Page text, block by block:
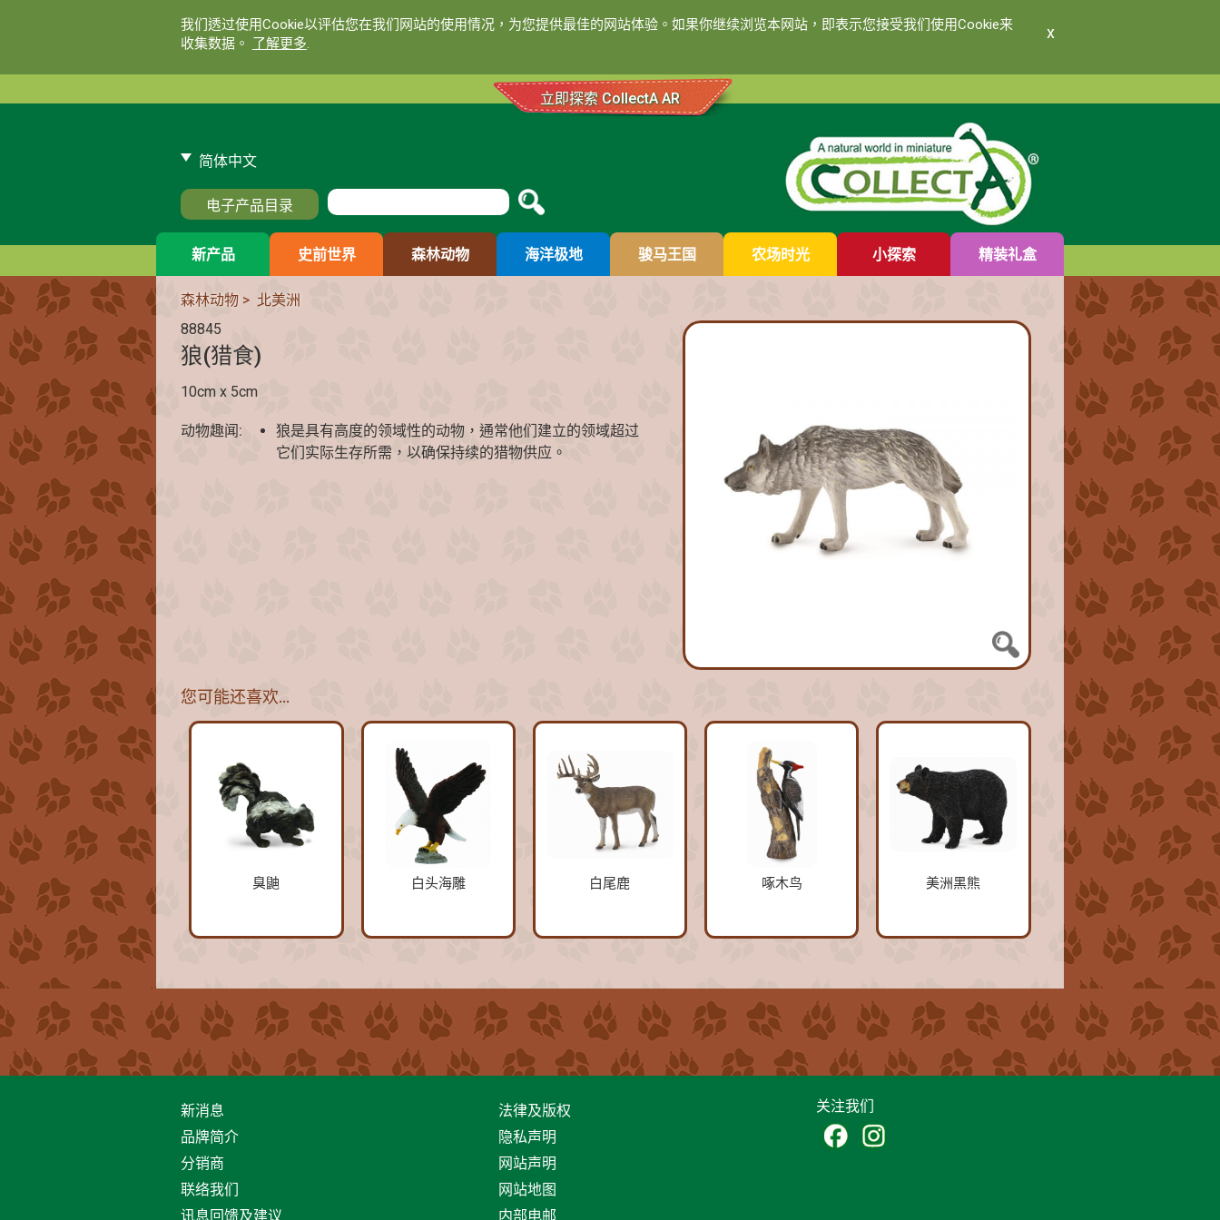
我们透过使用Cookie以评估您在我们网站的使用情况，为您提供最佳的网站体验。如果你继续浏览本网站，即表示您接受我们使用Cookie来
收集数据。 了解更多.
x
立即探索 CollectA AR
简体中文
电子产品目录
新产品 史前世界 森林动物 海洋极地 骏马王国 农场时光 小探索 精装礼盒
森林动物> 北美洲
88845
狼(猎食)
10cm x 5cm
动物趣闻:
狼是具有高度的领域性的动物，通常他们建立的领域超过
它们实际生存所需，以确保持续的猎物供应。
您可能还喜欢…
臭鼬 白头海雕 白尾鹿 啄木鸟 美洲黑熊
新消息
品牌简介
分销商
联络我们
讯息回馈及建议
法律及版权
隐私声明
网站声明
网站地图
内部电邮
关注我们